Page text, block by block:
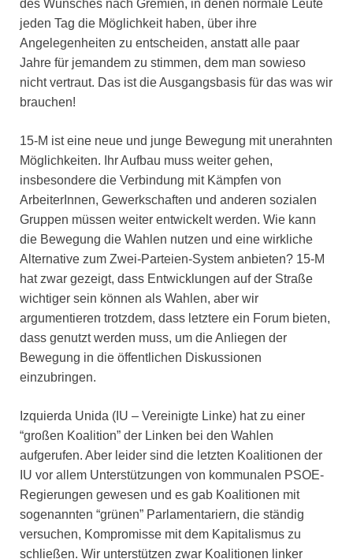
des Wunsches nach Gremien, in denen normale Leute
jeden Tag die Möglichkeit haben, über ihre
Angelegenheiten zu entscheiden, anstatt alle paar
Jahre für jemandem zu stimmen, dem man sowieso
nicht vertraut. Das ist die Ausgangsbasis für das was wir
brauchen!
15-M ist eine neue und junge Bewegung mit unerahnten
Möglichkeiten. Ihr Aufbau muss weiter gehen,
insbesondere die Verbindung mit Kämpfen von
ArbeiterInnen, Gewerkschaften und anderen sozialen
Gruppen müssen weiter entwickelt werden. Wie kann
die Bewegung die Wahlen nutzen und eine wirkliche
Alternative zum Zwei-Parteien-System anbieten? 15-M
hat zwar gezeigt, dass Entwicklungen auf der Straße
wichtiger sein können als Wahlen, aber wir
argumentieren trotzdem, dass letztere ein Forum bieten,
dass genutzt werden muss, um die Anliegen der
Bewegung in die öffentlichen Diskussionen
einzubringen.
Izquierda Unida (IU – Vereinigte Linke) hat zu einer
“großen Koalition” der Linken bei den Wahlen
aufgerufen. Aber leider sind die letzten Koalitionen der
IU vor allem Unterstützungen von kommunalen PSOE-
Regierungen gewesen und es gab Koalitionen mit
sogenannten “grünen” Parlamentariern, die ständig
versuchen, Kompromisse mit dem Kapitalismus zu
schließen. Wir unterstützen zwar Koalitionen linker